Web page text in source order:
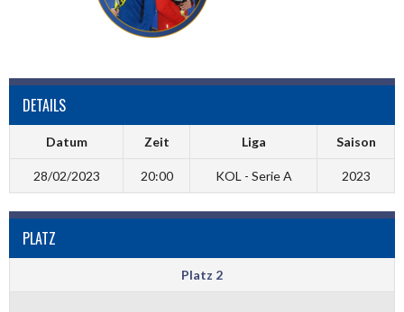
DETAILS
Datum Zeit Liga Saison
28/02/2023 20:00 KOL - Serie A 2023
PLATZ
Platz 2